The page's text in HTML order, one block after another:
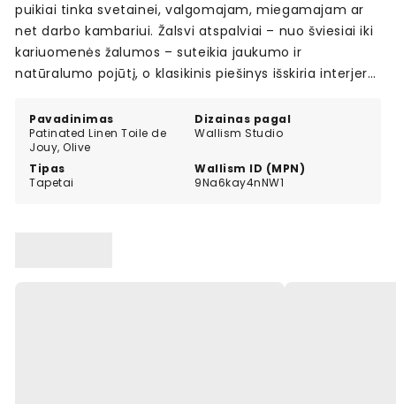
Pavadinimas
Patinated Linen Toile de
Jouy, Olive
Dizainas pagal
Wallism Studio
Tipas
Tapetai
Wallism ID (MPN)
9Na6kay4nNW1
puikiai tinka svetainei, valgomajam, miegamajam ar
net darbo kambariui. Žalsvi atspalviai – nuo šviesiai iki
kariuomenės žalumos – suteikia jaukumo ir
natūralumo pojūtį, o klasikinis piešinys išskiria interjerą